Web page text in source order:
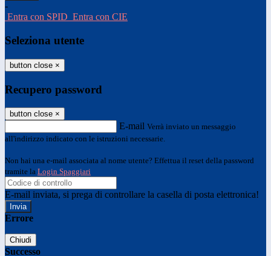
-
Entra con SPID Entra con CIE
Seleziona utente
button close ×
Recupero password
button close ×
E-mail Verrà inviato un messaggio
all'indirizzo indicato con le istruzioni necessarie.
Non hai una e-mail associata al nome utente? Effettua il reset della password
tramite la Login Spaggiari
E-mail inviata, si prega di controllare la casella di posta elettronica!
Errore
Chiudi
Successo